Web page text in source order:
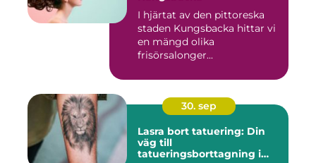
I hjärtat av den pittoreska
staden Kungsbacka hittar vi
en mängd olika
frisörsalonger...
30. sep
Lasra bort tatuering: Din
väg till
tatueringsborttagning i